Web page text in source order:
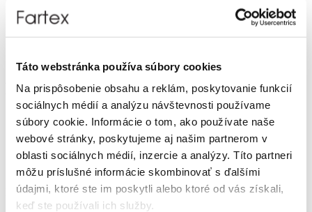
Táto webstránka používa súbory cookies
Na prispôsobenie obsahu a reklám, poskytovanie funkcií
sociálnych médií a analýzu návštevnosti používame
súbory cookie. Informácie o tom, ako používate naše
webové stránky, poskytujeme aj našim partnerom v
oblasti sociálnych médií, inzercie a analýzy. Títo partneri
môžu príslušné informácie skombinovať s ďalšími
údajmi, ktoré ste im poskytli alebo ktoré od vás získali,
keď ste používali ich služby.
Doplnky
Výpredaj
Detail produktu
Domov
Produkty
Dámska móda
Mikiny
Mikina dámska - Tom Tailor
Mikina dámska - Tom Tailor